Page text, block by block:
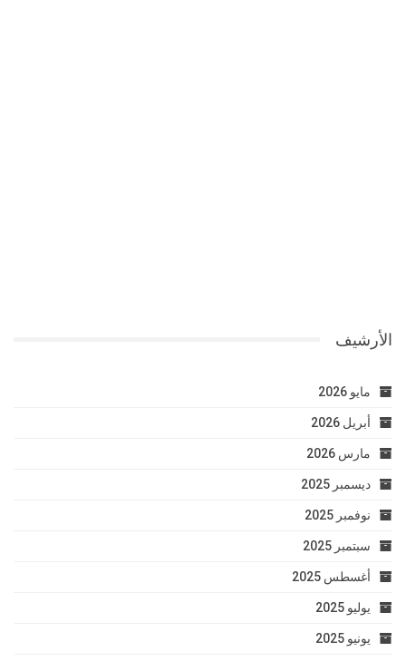
الأرشيف
مايو 2026
أبريل 2026
مارس 2026
ديسمبر 2025
نوفمبر 2025
سبتمبر 2025
أغسطس 2025
يوليو 2025
يونيو 2025